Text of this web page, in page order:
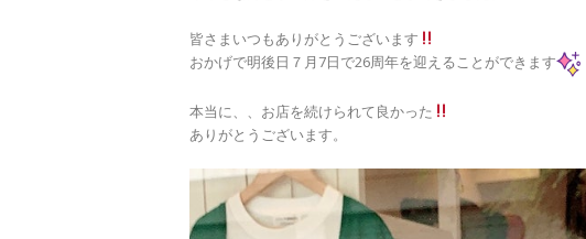
皆さまいつもありがとうございます
おかげで明後日７月7日で26周年を迎えることができます
本当に、、お店を続けられて良かった
ありがとうございます。